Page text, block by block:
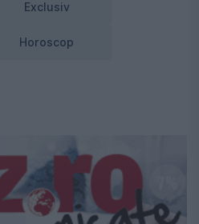
Exclusiv
Horoscop